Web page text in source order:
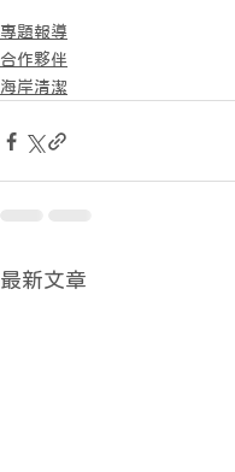
專題報導
合作夥伴
海岸清潔
最新文章